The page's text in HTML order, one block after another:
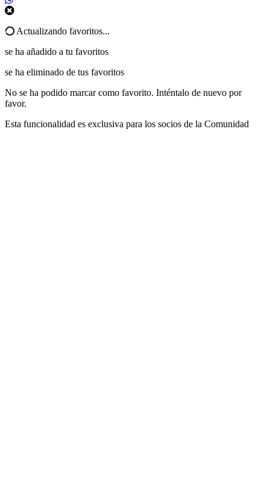
Actualizando favoritos...
se ha añadido a tu favoritos
se ha eliminado de tus favoritos
No se ha podido marcar como favorito. Inténtalo de nuevo por
favor.
Esta funcionalidad es exclusiva para los socios de la Comunidad